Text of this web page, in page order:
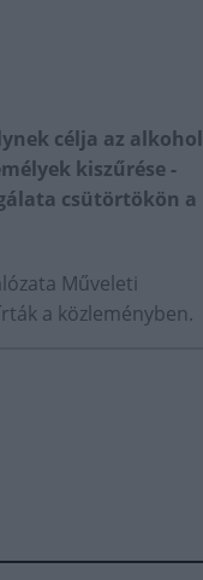
célja az alkohol
kiszűrése -
csütörtökön a
Műveleti
a közleményben.